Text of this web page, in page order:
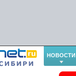
НОВОСТИ